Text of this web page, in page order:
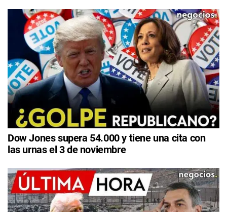
Dow Jones supera 54.000 y tiene una cita con
las urnas el 3 de noviembre